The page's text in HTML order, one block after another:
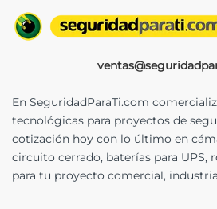
En SeguridadParaTi.com
tecnológicas para proyectos de
cotización hoy con lo último en
circuito cerrado, baterías para UPS,
para tu proyecto comercial,